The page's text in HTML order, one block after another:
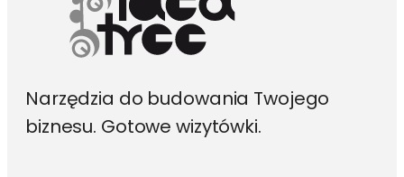
Narzędzia do budowania Twojego
biznesu. Gotowe wizytówki.